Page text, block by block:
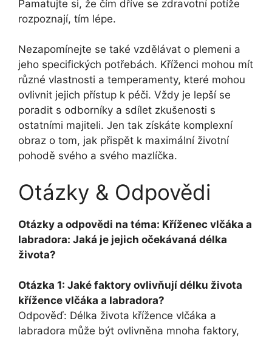
Pamatujte si, že čím dříve se zdravotní potíže
rozpoznají, tím lépe.
Nezapomínejte se také vzdělávat o plemeni a
jeho specifických potřebách. Kříženci mohou mít
různé vlastnosti a temperamenty, které mohou
ovlivnit jejich přístup k péči. Vždy je lepší se
poradit s odborníky a sdílet zkušenosti s
ostatními majiteli. Jen tak získáte komplexní
obraz o tom, jak přispět k maximální životní
pohodě svého a svého mazlíčka.
Otázky & Odpovědi
Otázky a odpovědi na téma: Kříženec vlčáka a
labradora: Jaká je jejich očekávaná délka
života?
Otázka 1: Jaké faktory ovlivňují délku života
křížence vlčáka a labradora?
Odpověď: Délka života křížence vlčáka a
labradora může být ovlivněna mnoha faktory,